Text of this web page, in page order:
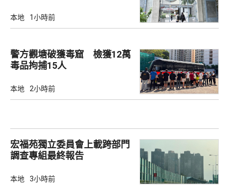
本地 1小時前
警方觀塘破獲毒窟 檢獲12萬
毒品拘捕15人
本地 2小時前
宏福苑獨立委員會上載跨部門
調查專組最終報告
本地 3小時前